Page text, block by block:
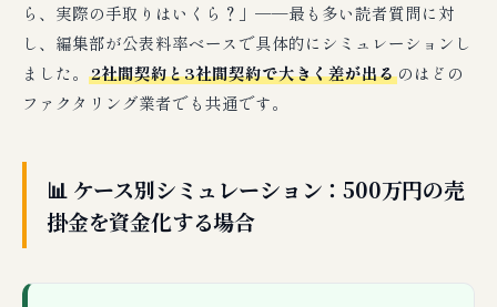
ら、実際の手取りはいくら？」──最も多い読者質問に対
し、編集部が公表料率ベースで具体的にシミュレーションし
ました。 2社間契約と3社間契約で大きく差が出るのはどの
ファクタリング業者でも共通です。
📊 ケース別シミュレーション：500万円の売
掛金を資金化する場合